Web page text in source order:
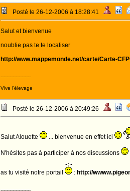
Posté le 26-12-2006 à 18:28:41
Salut et bienvenue
noublie pas te te localiser
http://www.mappemonde.net/carte/Carte-
--------------------
Vive l'élevage
Posté le 26-12-2006 à 20:49:26
Salut Alouette ... bienvenue en effet ici
N'hésites pas à participer à nos discussions
as tu visité notre portail : http://
--------------------